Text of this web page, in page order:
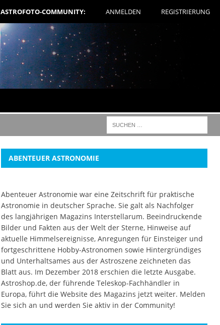
ASTROFOTO-COMMUNITY: ANMELDEN REGISTRIERUNG
ABENTEUER ASTRONOMIE
Abenteuer Astronomie war eine Zeitschrift für praktische
Astronomie in deutscher Sprache. Sie galt als Nachfolger
des langjährigen Magazins Interstellarum. Beeindruckende
Bilder und Fakten aus der Welt der Sterne, Hinweise auf
aktuelle Himmelsereignisse, Anregungen für Einsteiger und
fortgeschrittene Hobby-Astronomen sowie Hintergründiges
und Unterhaltsames aus der Astroszene zeichneten das
Blatt aus. Im Dezember 2018 erschien die letzte Ausgabe.
Astroshop.de, der führende Teleskop-Fachhändler in
Europa, führt die Website des Magazins jetzt weiter. Melden
Sie sich an und werden Sie aktiv in der Community!